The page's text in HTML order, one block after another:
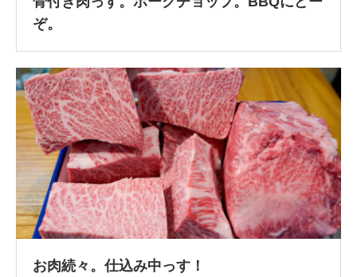
ぞ。
お肉続々。仕込み中っす！